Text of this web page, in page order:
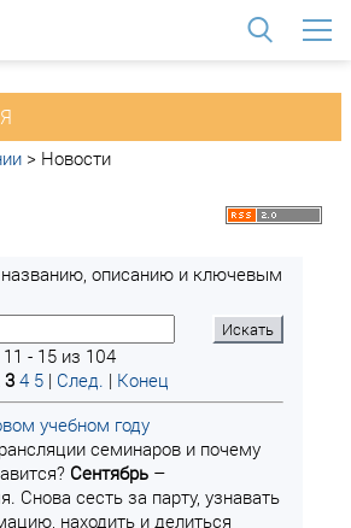
> Новости
описанию и ключевым
- 15 из 104
3 4 5 | След. | Конец
учебном году
семинаров и почему
Сентябрь –
Снова сесть за парту, узнавать
находить и делиться